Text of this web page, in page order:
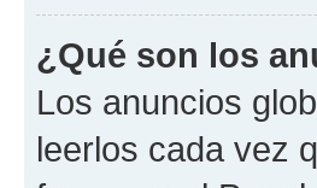
¿Qué son los
Los anuncios
leerlos cada vez